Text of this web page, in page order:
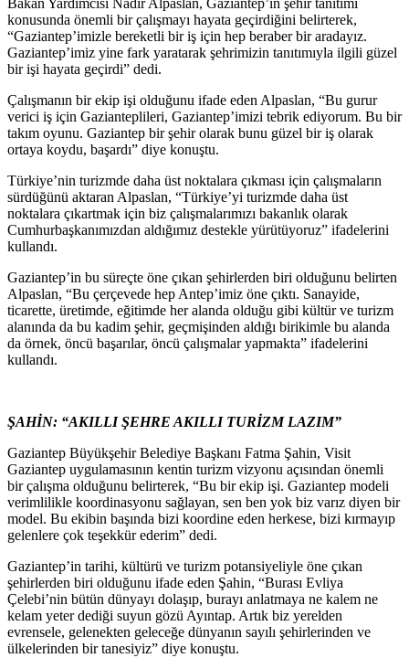
Bakan Yardımcısı Nadir Alpaslan, Gaziantep’in şehir tanıtımı
konusunda önemli bir çalışmayı hayata geçirdiğini belirterek,
“Gaziantep’imizle bereketli bir iş için hep beraber bir aradayız.
Gaziantep’imiz yine fark yaratarak şehrimizin tanıtımıyla ilgili güzel
bir işi hayata geçirdi” dedi.
Çalışmanın bir ekip işi olduğunu ifade eden Alpaslan, “Bu gurur
verici iş için Gazianteplileri, Gaziantep’imizi tebrik ediyorum. Bu bir
takım oyunu. Gaziantep bir şehir olarak bunu güzel bir iş olarak
ortaya koydu, başardı” diye konuştu.
Türkiye’nin turizmde daha üst noktalara çıkması için çalışmaların
sürdüğünü aktaran Alpaslan, “Türkiye’yi turizmde daha üst
noktalara çıkartmak için biz çalışmalarımızı bakanlık olarak
Cumhurbaşkanımızdan aldığımız destekle yürütüyoruz” ifadelerini
kullandı.
Gaziantep’in bu süreçte öne çıkan şehirlerden biri olduğunu belirten
Alpaslan, “Bu çerçevede hep Antep’imiz öne çıktı. Sanayide,
ticarette, üretimde, eğitimde her alanda olduğu gibi kültür ve turizm
alanında da bu kadim şehir, geçmişinden aldığı birikimle bu alanda
da örnek, öncü başarılar, öncü çalışmalar yapmakta” ifadelerini
kullandı.
ŞAHİN: “AKILLI ŞEHRE AKILLI TURİZM LAZIM”
Gaziantep Büyükşehir Belediye Başkanı Fatma Şahin, Visit
Gaziantep uygulamasının kentin turizm vizyonu açısından önemli
bir çalışma olduğunu belirterek, “Bu bir ekip işi. Gaziantep modeli
verimlilikle koordinasyonu sağlayan, sen ben yok biz varız diyen bir
model. Bu ekibin başında bizi koordine eden herkese, bizi kırmayıp
gelenlere çok teşekkür ederim” dedi.
Gaziantep’in tarihi, kültürü ve turizm potansiyeliyle öne çıkan
şehirlerden biri olduğunu ifade eden Şahin, “Burası Evliya
Çelebi’nin bütün dünyayı dolaşıp, burayı anlatmaya ne kalem ne
kelam yeter dediği suyun gözü Ayıntap. Artık biz yerelden
evrensele, gelenekten geleceğe dünyanın sayılı şehirlerinden ve
ülkelerinden bir tanesiyiz” diye konuştu.